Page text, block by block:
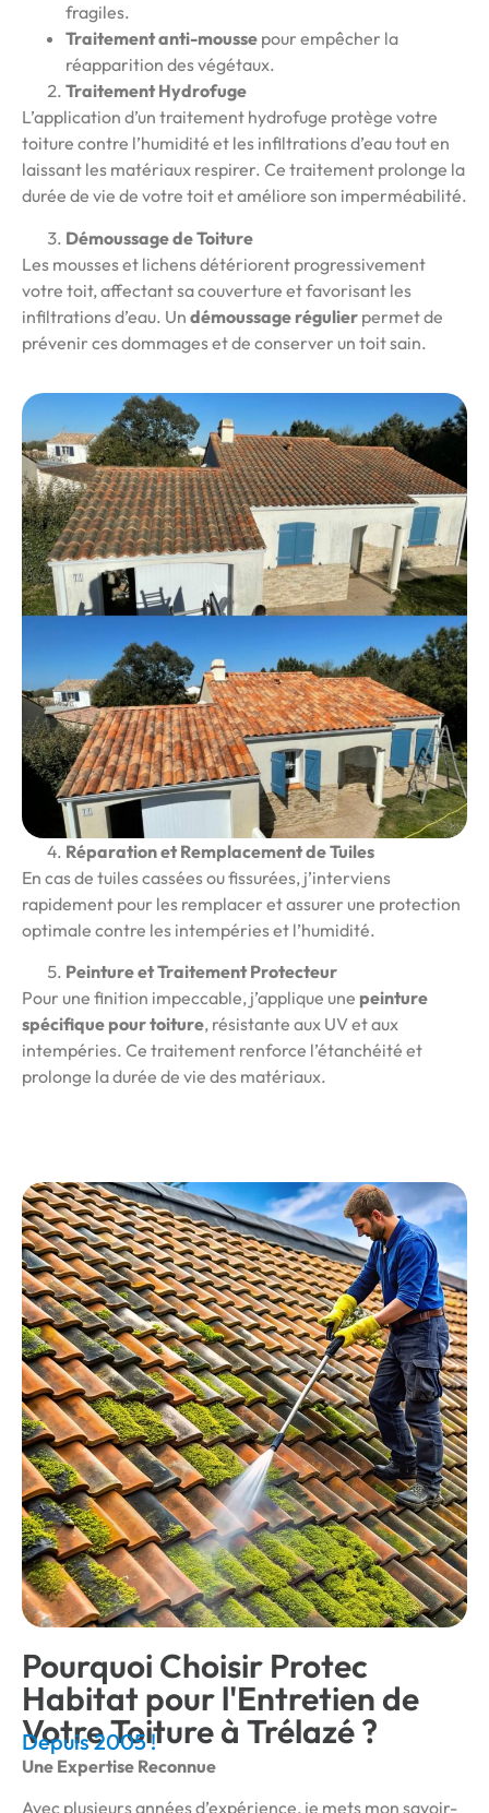
fragiles.
Traitement anti-mousse pour empêcher la
réapparition des végétaux.
Traitement Hydrofuge
L’application d’un traitement hydrofuge protège votre
toiture contre l’humidité et les infiltrations d’eau tout en
laissant les matériaux respirer. Ce traitement prolonge la
durée de vie de votre toit et améliore son imperméabilité.
Démoussage de Toiture
Les mousses et lichens détériorent progressivement
votre toit, affectant sa couverture et favorisant les
infiltrations d’eau. Un démoussage régulier permet de
prévenir ces dommages et de conserver un toit sain.
Réparation et Remplacement de Tuiles
En cas de tuiles cassées ou fissurées, j’interviens
rapidement pour les remplacer et assurer une protection
optimale contre les intempéries et l’humidité.
Peinture et Traitement Protecteur
Pour une finition impeccable, j’applique une peinture
spécifique pour toiture, résistante aux UV et aux
intempéries. Ce traitement renforce l’étanchéité et
prolonge la durée de vie des matériaux.
Pourquoi Choisir Protec
Habitat pour l'Entretien de
Votre Toiture à Trélazé ?
Depuis 2005 !
Une Expertise Reconnue
Avec plusieurs années d’expérience, je mets mon savoir-